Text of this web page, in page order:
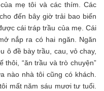
mẹ tôi và các thím. Các
đến bây giờ trải bao biến
cái tráp trầu của mẹ. Cái
nắp ra có hai ngăn. Ngăn
ô đề bày trầu, cau, vỏ chay,
“ăn trầu và trò chuyện”
nào nhà tôi cũng có khách.
mất năm sáu mươi tư tuổi.